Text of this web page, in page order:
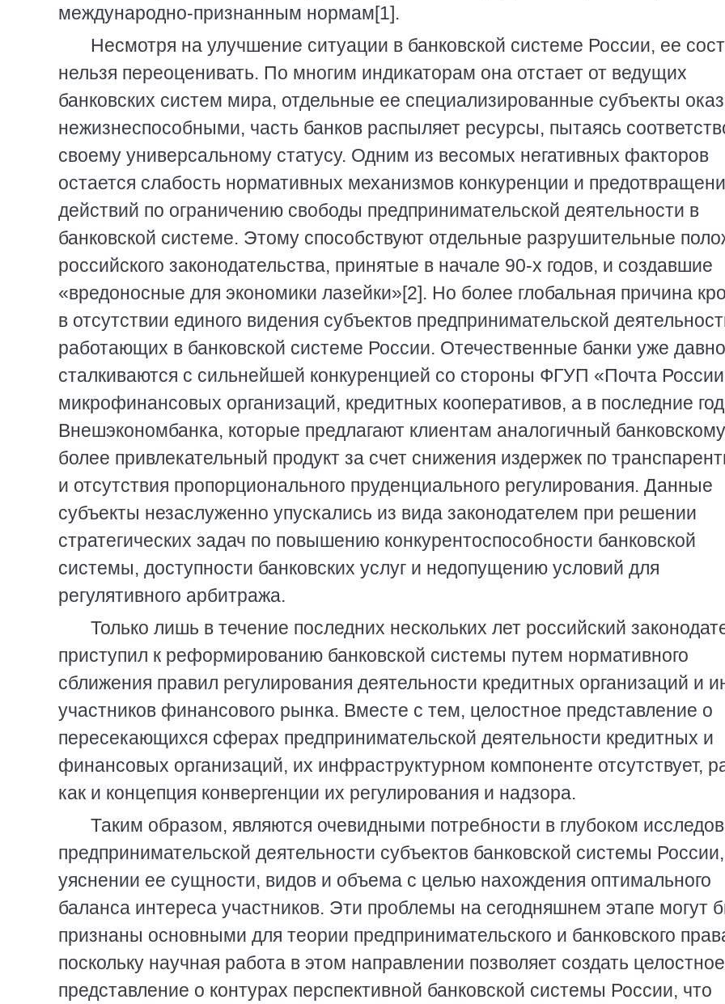
международно-признанным нормам[1].
Несмотря на улучшение ситуации в банковской системе России, ее
нельзя переоценивать. По многим индикаторам она отстает от ведущих
банковских систем мира, отдельные ее специализированные субъекты
нежизнеспособными, часть банков распыляет ресурсы, пытаясь
своему универсальному статусу. Одним из весомых негативных факторов
остается слабость нормативных механизмов конкуренции и
действий по ограничению свободы предпринимательской деятельности в
банковской системе. Этому способствуют отдельные разрушительные
российского законодательства, принятые в начале 90-х годов, и создавшие
«вредоносные для экономики лазейки»[2]. Но более глобальная причина
в отсутствии единого видения субъектов предпринимательской
работающих в банковской системе России. Отечественные банки уже давно
сталкиваются с сильнейшей конкуренцией со стороны ФГУП «Почта
микрофинансовых организаций, кредитных кооперативов, а в последние
Внешэкономбанка, которые предлагают клиентам аналогичный
более привлекательный продукт за счет снижения издержек по
и отсутствия пропорционального пруденциального регулирования. Данные
субъекты незаслуженно упускались из вида законодателем при решении
стратегических задач по повышению конкурентоспособности банковской
системы, доступности банковских услуг и недопущению условий для
регулятивного арбитража.
Только лишь в течение последних нескольких лет российский
приступил к реформированию банковской системы путем нормативного
сближения правил регулирования деятельности кредитных организаций и
участников финансового рынка. Вместе с тем, целостное представление о
пересекающихся сферах предпринимательской деятельности кредитных и
финансовых организаций, их инфраструктурном компоненте отсутствует,
как и концепция конвергенции их регулирования и надзора.
Таким образом, являются очевидными потребности в глубоком
предпринимательской деятельности субъектов банковской системы России,
уяснении ее сущности, видов и объема с целью нахождения оптимального
баланса интереса участников. Эти проблемы на сегодняшнем этапе могут
признаны основными для теории предпринимательского и банковского
поскольку научная работа в этом направлении позволяет создать целостное
представление о контурах перспективной банковской системы России, что